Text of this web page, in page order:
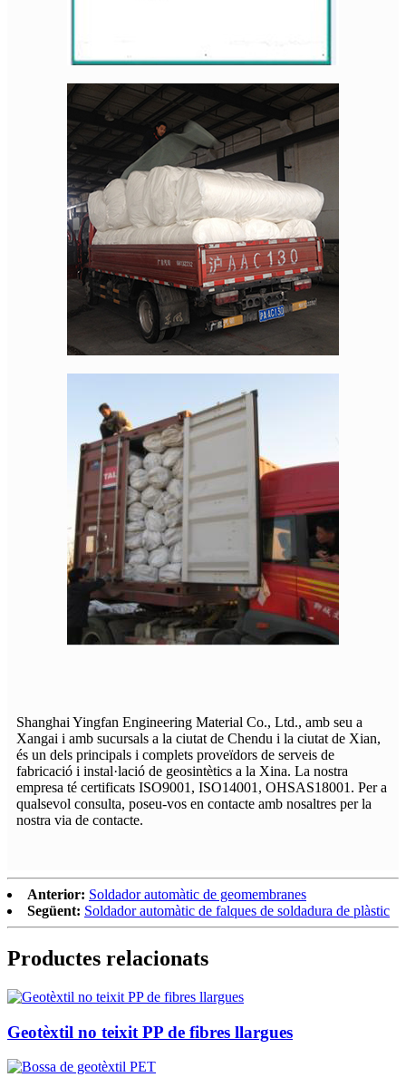
Shanghai Yingfan Engineering Material Co., Ltd., amb seu a
Xangai i amb sucursals a la ciutat de Chendu i la ciutat de Xian,
és un dels principals i complets proveïdors de serveis de
fabricació i instal·lació de geosintètics a la Xina. La nostra
empresa té certificats ISO9001, ISO14001, OHSAS18001. Per a
qualsevol consulta, poseu-vos en contacte amb nosaltres per la
nostra via de contacte.
Anterior: Soldador automàtic de geomembranes
Següent: Soldador automàtic de falques de soldadura de plàstic
Productes relacionats
Geotèxtil no teixit PP de fibres llargues